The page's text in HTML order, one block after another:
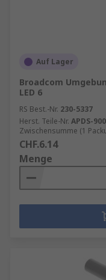
Auf Lager
Broadcom
LED 6
RS Best.-Nr. 230-5337
Herst. Teile-Nr. APDS-
Zwischensumme (1
CHF.6.14
Menge